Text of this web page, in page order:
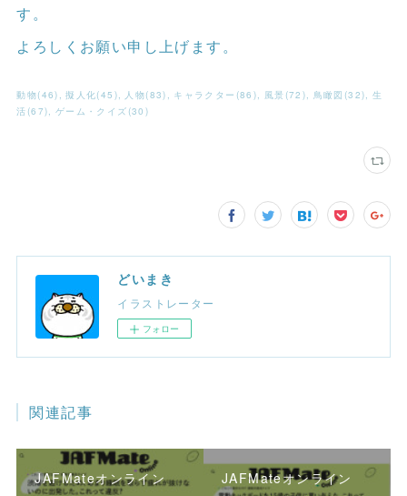
す。
よろしくお願い申し上げます。
動物 (46) 擬人化(45 ) 人物 (83) キャラクター (86 ) 風景 (72 ) 鳥瞰図 (32)
生
活 (67) ゲーム・クイズ (30 )
どいまき
イラストレーター
フォロー
関連記事
JAFMateオンライン
JAFMateオンライン